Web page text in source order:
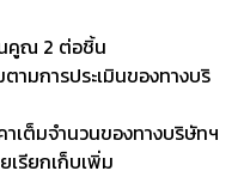
นคูณ 2 ต่อชิ้น
มการประเมินของทางบริ
เต็มจำนวนของทางบริษัทฯ
เรียกเก็บเพิ่ม